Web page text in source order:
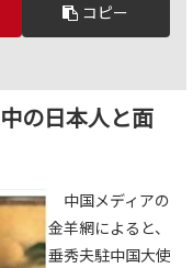
コピー
の日本人と面
中国メディアの
金羊網によると、
垂秀夫駐中国大使